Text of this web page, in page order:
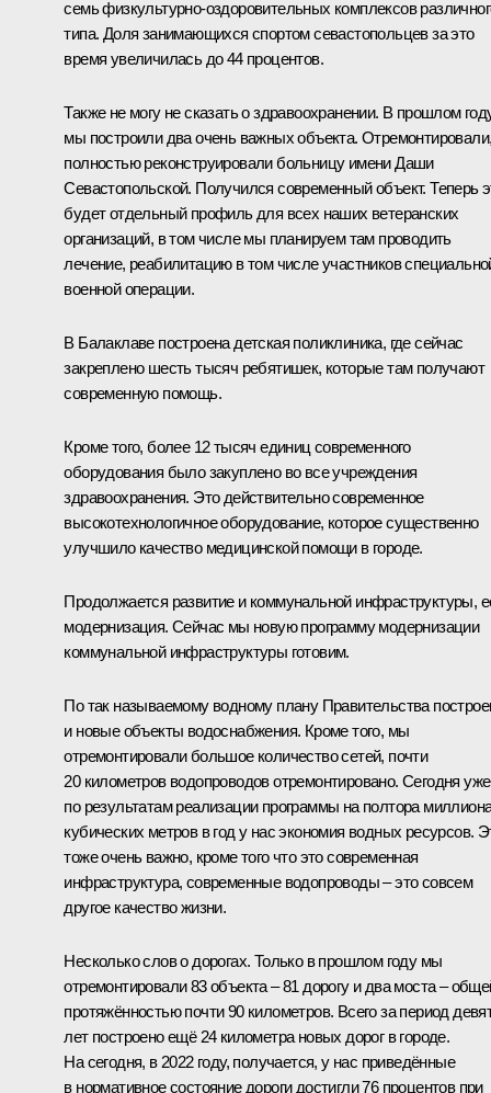
семь физкультурно-оздоровительных комплексов
типа. Доля занимающихся спортом севастопольцев за это
время увеличилась до 44 процентов.
Также не могу не сказать о здравоохранении. В прошлом
мы построили два очень важных объекта.
полностью реконструировали больницу имени Даши
Севастопольской. Получился современный объект. Теперь
будет отдельный профиль для всех наших ветеранских
организаций, в том числе мы планируем там проводить
лечение, реабилитацию в том числе участников
военной операции.
В Балаклаве построена детская поликлиника, где сейчас
закреплено шесть тысяч ребятишек, которые там получают
современную помощь.
Кроме того, более 12 тысяч единиц современного
оборудования было закуплено во все учреждения
здравоохранения. Это действительно современное
высокотехнологичное оборудование, которое существенно
улучшило качество медицинской помощи в городе.
Продолжается развитие и коммунальной инфраструктуры,
модернизация. Сейчас мы новую программу модернизации
коммунальной инфраструктуры готовим.
По так называемому водному плану Правительства
и новые объекты водоснабжения. Кроме того, мы
отремонтировали большое количество сетей, почти
20 километров водопроводов отремонтировано. Сегодня уже
по результатам реализации программы на полтора
кубических метров в год у нас экономия водных ресурсов.
тоже очень важно, кроме того что это современная
инфраструктура, современные водопроводы – это совсем
другое качество жизни.
Несколько слов о дорогах. Только в прошлом году мы
отремонтировали 83 объекта – 81 дорогу и два моста –
протяжённостью почти 90 километров. Всего за период
лет построено ещё 24 километра новых дорог в городе.
На сегодня, в 2022 году, получается, у нас приведённые
в нормативное состояние дороги достигли 76 процентов при